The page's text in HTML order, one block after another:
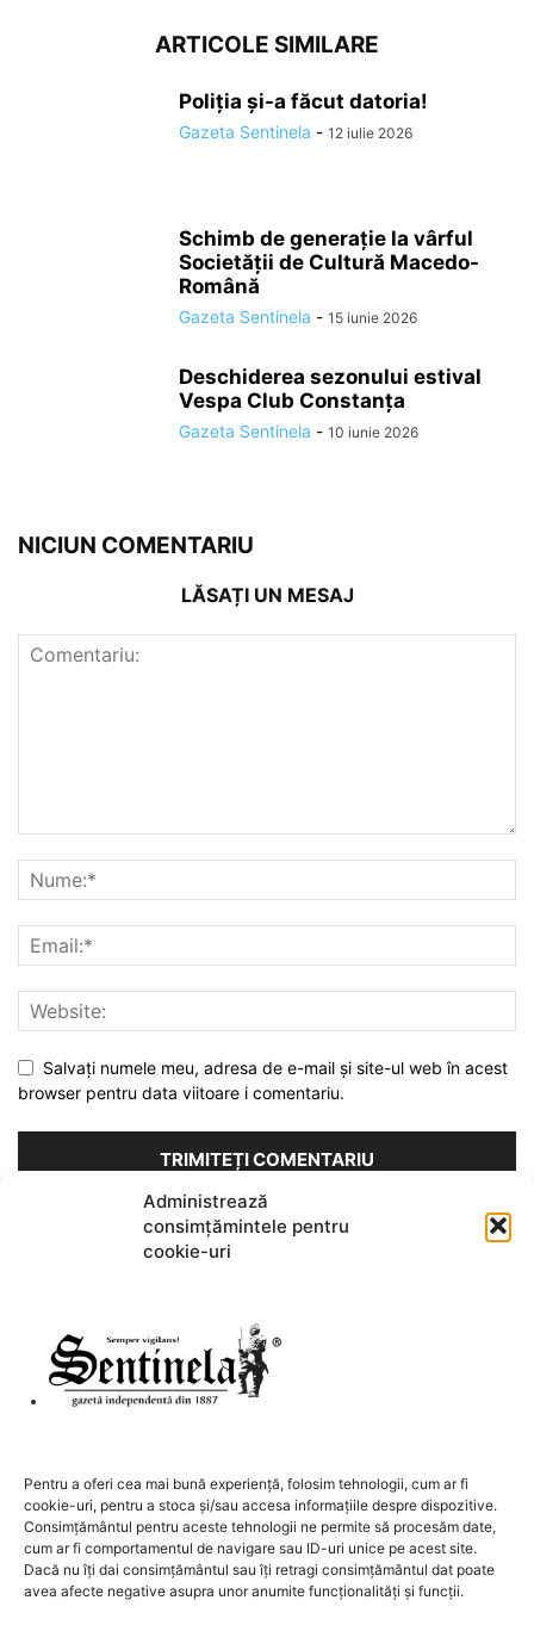
Administrează
consimțămintele pentru
cookie-uri
Pentru a oferi cea mai bună experiență, folosim tehnologii, cum ar fi
cookie-uri, pentru a stoca și/sau accesa informațiile despre dispozitive.
Consimțământul pentru aceste tehnologii ne permite să procesăm date,
cum ar fi comportamentul de navigare sau ID-uri unice pe acest site.
Dacă nu îți dai consimțământul sau îți retragi consimțământul dat poate
avea afecte negative asupra unor anumite funcționalități și funcții.
ARTICOLE SIMILARE
Poliția și-a făcut datoria!
Gazeta Sentinela - 12 iulie 2026
Schimb de generație la vârful
Societății de Cultură Macedo-
Română
Gazeta Sentinela - 15 iunie 2026
Deschiderea sezonului estival
Vespa Club Constanța
Gazeta Sentinela - 10 iunie 2026
NICIUN COMENTARIU
LĂSAȚI UN MESAJ
Salvați numele meu, adresa de e-mail și site-ul web în acest
browser pentru data viitoare i comentariu.
Acest site folosește Akismet pentru a reduce spamul.
Află cum
sunt procesate datele comentariilor tale
Contactați-ne: redactia@sentinela.ro
URMAȚI-NE